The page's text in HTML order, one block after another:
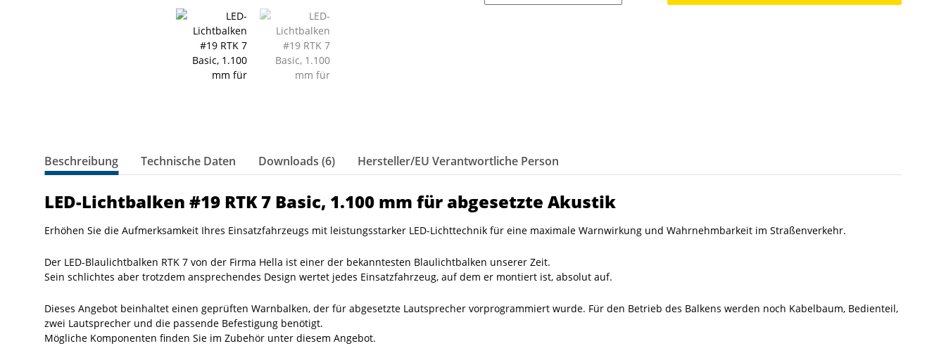
Beschreibung Technische Daten Downloads (6) Hersteller/EU Verantwortliche Person
LED-Lichtbalken #19 RTK 7 Basic, 1.100 mm für abgesetzte Akustik
Erhöhen Sie die Aufmerksamkeit Ihres Einsatzfahrzeugs mit leistungsstarker LED-Lichttechnik für eine maximale Warnwirkung und Wahrnehmbarkeit im Straßenverkehr.
Der LED-Blaulichtbalken RTK 7 von der Firma Hella ist einer der bekanntesten Blaulichtbalken unserer Zeit.
Sein schlichtes aber trotzdem ansprechendes Design wertet jedes Einsatzfahrzeug, auf dem er montiert ist, absolut auf.
Dieses Angebot beinhaltet einen geprüften Warnbalken, der für abgesetzte Lautsprecher vorprogrammiert wurde. Für den Betrieb des Balkens werden noch Kabelbaum, Bedienteil,
zwei Lautsprecher und die passende Befestigung benötigt.
Mögliche Komponenten finden Sie im Zubehör unter diesem Angebot.